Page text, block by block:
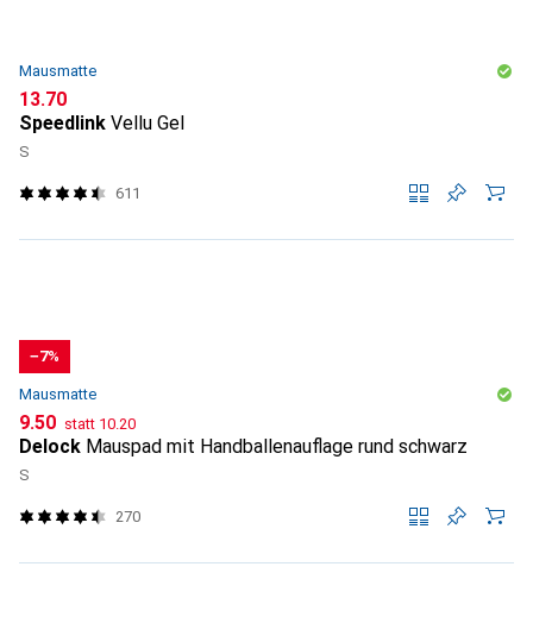
Mausmatte
CHF
13.70
Speedlink Vellu Gel
S
611
−7%
Mausmatte
CHF
9.50 statt CHF
10.20
Delock Mauspad mit Handballenauflage rund schwarz
S
270